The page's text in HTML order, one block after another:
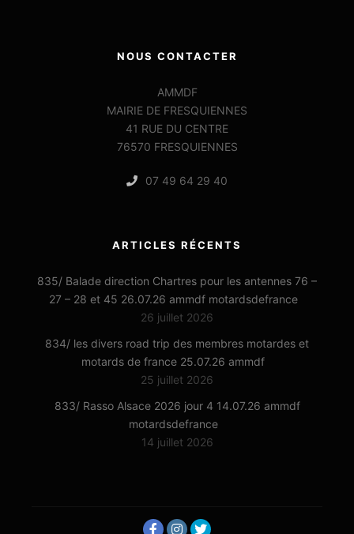
NOUS CONTACTER
AMMDF
MAIRIE DE FRESQUIENNES
41 RUE DU CENTRE
76570 FRESQUIENNES
07 49 64 29 40
ARTICLES RÉCENTS
835/ Balade direction Chartres pour les antennes 76 –
27 – 28 et 45 26.07.26 ammdf motardsdefrance
26 juillet 2026
834/ les divers road trip des membres motardes et
motards de france 25.07.26 ammdf
25 juillet 2026
833/ Rasso Alsace 2026 jour 4 14.07.26 ammdf
motardsdefrance
14 juillet 2026